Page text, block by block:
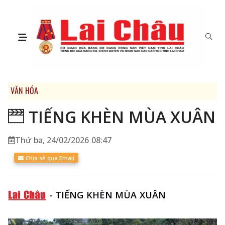
VĂN HÓA
TIẾNG KHÈN MÙA XUÂN
Thứ ba, 24/02/2026 08:47
Chia sẻ qua Email
- TIẾNG KHÈN MÙA XUÂN